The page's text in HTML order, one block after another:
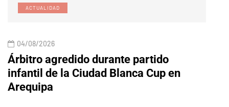
ACTUALIDAD
04/08/2026
Árbitro agredido durante partido
infantil de la Ciudad Blanca Cup en
Arequipa